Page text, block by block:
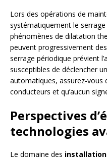
Lors des opérations de
systématiquement le
phénomènes de dilatation
peuvent progressivement
serrage périodique prévient
susceptibles de déclencher
automatiques, assurez-vous
conducteurs et qu’aucun
Perspectives
technologies
Le domaine des